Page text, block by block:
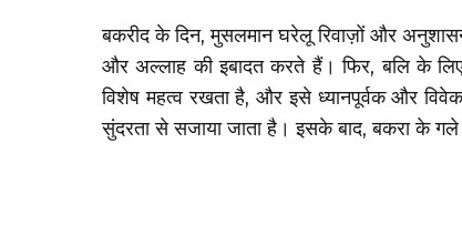
बकरीद के दिन, मुसलमान घरेलू रिवाज़ों और
और अल्लाह की इबादत करते हैं। फिर, बलि के
विशेष महत्व रखता है, और इसे ध्यानपूर्वक और
सुंदरता से सजाया जाता है। इसके बाद, बकरा के गले